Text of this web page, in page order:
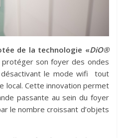
de la technologie «DiO®
son foyer des ondes
le mode wifi tout
local. Cette innovation permet
passante au sein du foyer
le nombre croissant d’objets